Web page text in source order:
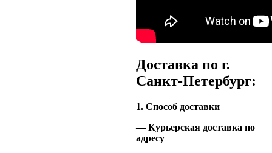
Доставка по г.
Санкт-Петербург:
1. Способ доставки
— Курьерская доставка по
адресу